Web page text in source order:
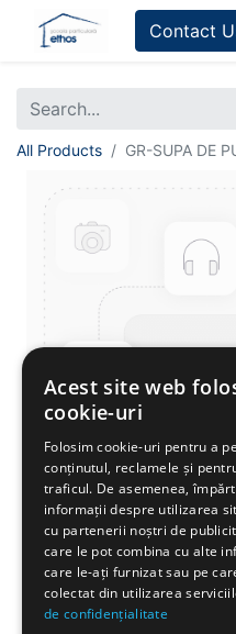
Contact
All Products GR-SUPA DE
Acest site web
cookie-uri
Folosim cookie-uri pentru a
conținutul, reclamele și
traficul. De asemenea,
informații despre utilizarea
cu partenerii noștri de
care le pot combina cu alte
care le-ați furnizat sau pe
colectat din utilizarea
de confidențialitate